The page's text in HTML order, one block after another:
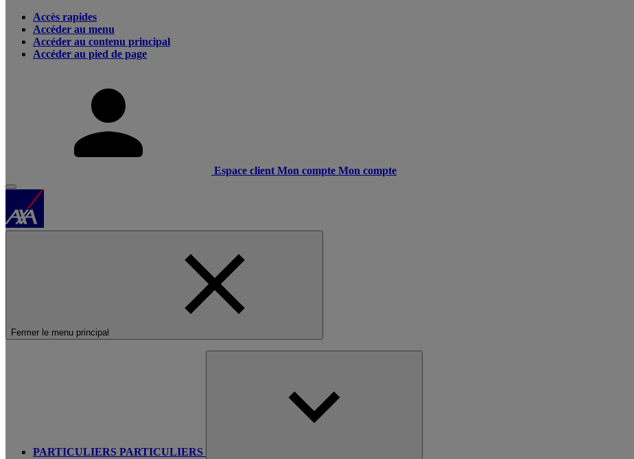
Accès rapides
Accéder au menu
Accéder au contenu principal
Accéder au pied de page
Espace client Mon compte Mon compte
Fermer le menu principal
PARTICULIERS PARTICULIERS